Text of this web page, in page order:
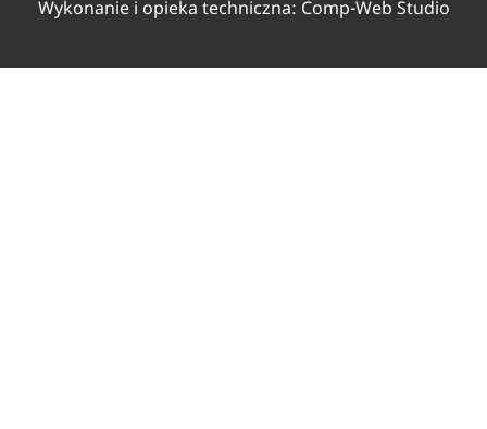
Wykonanie i opieka techniczna: Comp-Web Studio